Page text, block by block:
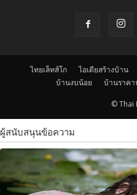
ไทยเล็ทส์โก ไอเดียสร้างบ้าน
บ้านงบน้อย
บ้านราคา
© Thai